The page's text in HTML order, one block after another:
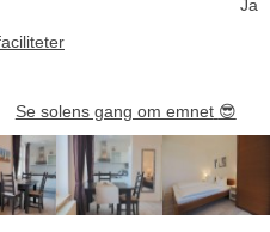
Ja
Se solens gang om emnet 😎